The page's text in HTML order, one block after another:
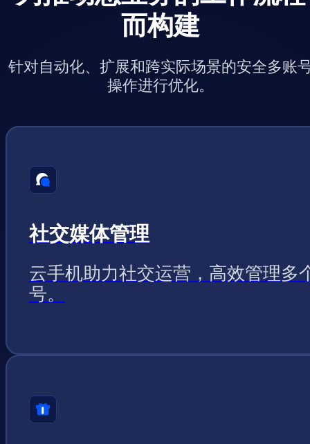
而构建
针对自动化、扩展和跨实际场景的安全多账
操作进行优化。
社交媒体管理
云手机助力社交运营，高效管理多
号。